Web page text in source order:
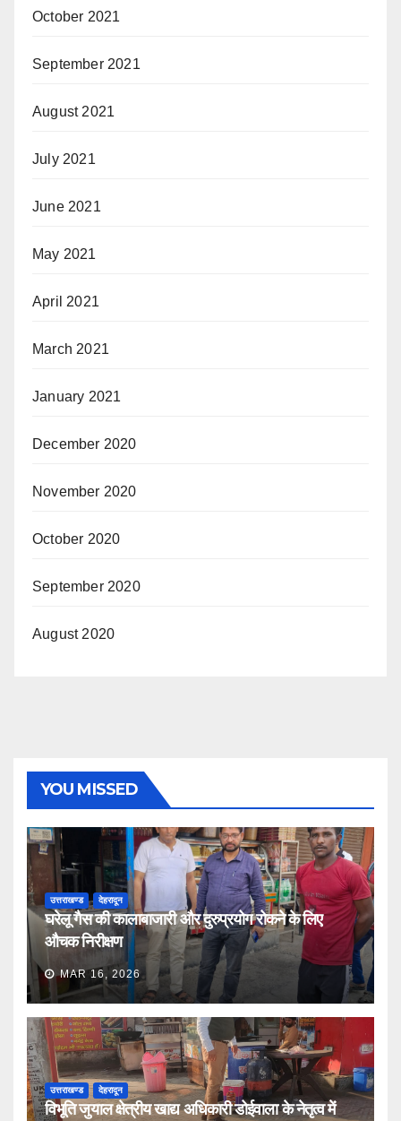
October 2021
September 2021
August 2021
July 2021
June 2021
May 2021
April 2021
March 2021
January 2021
December 2020
November 2020
October 2020
September 2020
August 2020
YOU MISSED
उत्तराखण्ड देहरादून
घरेलू गैस की कालाबाजारी और दुरुप्रयोग रोकने के लिए
औचक निरीक्षण
MAR 16, 2026
उत्तराखण्ड देहरादून
विभूति जुयाल क्षेत्रीय खाद्य अधिकारी डोईवाला के नेतृत्व में